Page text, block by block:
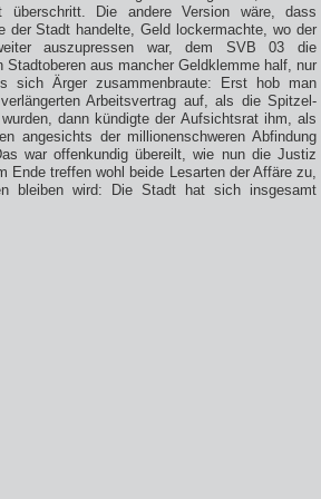
überschritt. Die andere Version wäre, dass
der Stadt handelte, Geld lockermachte, wo der
auszupressen war, dem SVB 03 die
aus mancher Geldklemme half, nur
sich Ärger zusammenbraute: Erst hob man
Arbeitsvertrag auf, als die Spitzel-
dann kündigte der Aufsichtsrat ihm, als
angesichts der millionenschweren Abfindung
war offenkundig übereilt, wie nun die Justiz
Ende treffen wohl beide Lesarten der Affäre zu,
bleiben wird: Die Stadt hat sich insgesamt